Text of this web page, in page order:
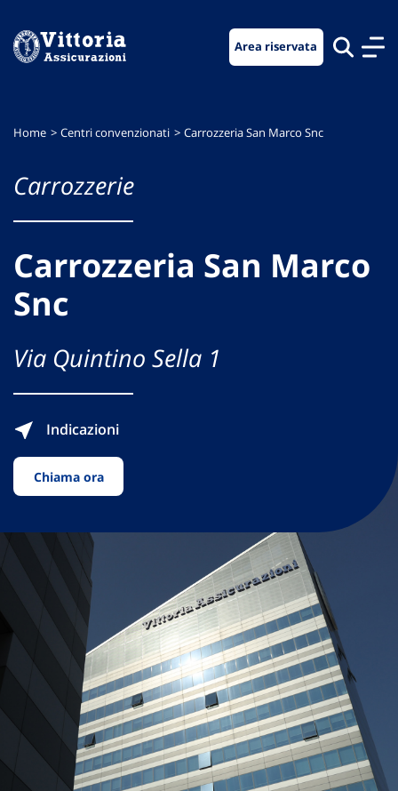
menu
contenuto
footer
Area riservata
Home Centri convenzionati Carrozzeria San Marco Snc
Carrozzerie
Carrozzeria San Marco
Snc
Via Quintino Sella 1
Indicazioni
Chiama ora